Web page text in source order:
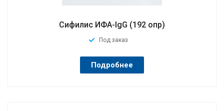
Сифилис ИФА-IgG (192 опр)
Под заказ
Подробнее